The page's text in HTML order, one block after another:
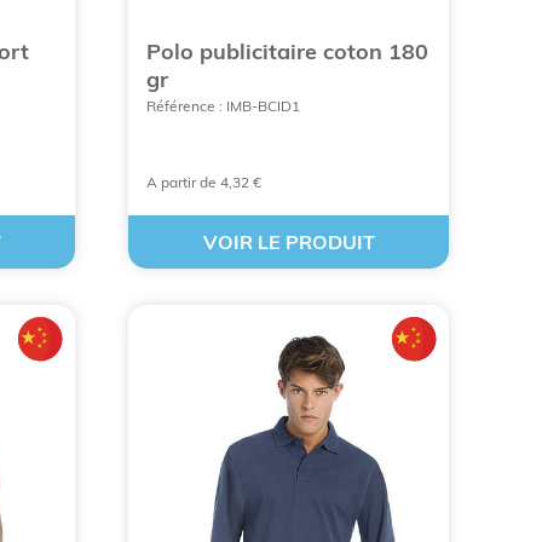
un ambassadeur mobile et qualitatif de votre
en volume ou les logos complexes,
favorise le sentiment d'appartenance et
du col, déterminent la perception de valeur
Polo publicitaire coton 180
gr
Référence : IMB-BCID1
A partir de 4,32 €
VOIR LE PRODUIT